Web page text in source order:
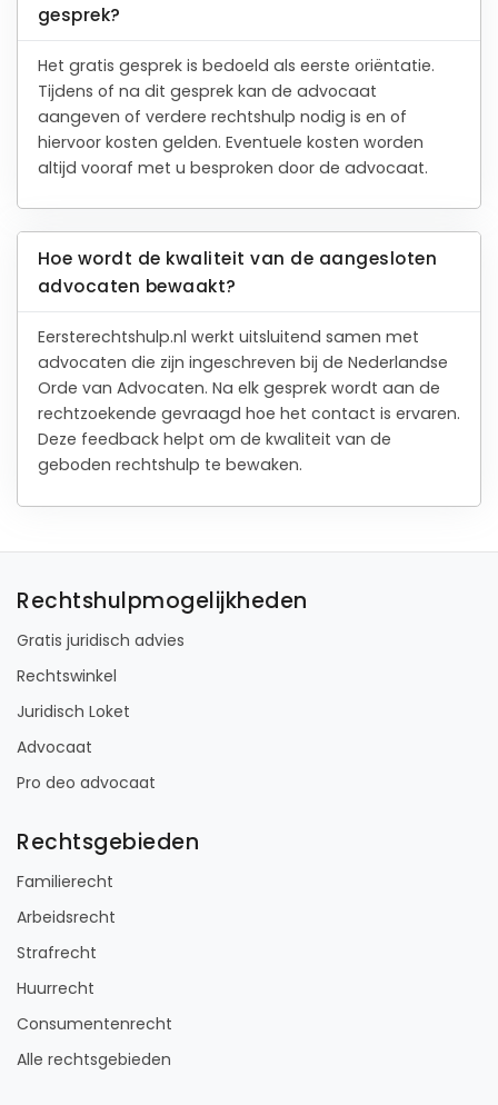
gesprek?
Het gratis gesprek is bedoeld als eerste oriëntatie.
Tijdens of na dit gesprek kan de advocaat
aangeven of verdere rechtshulp nodig is en of
hiervoor kosten gelden. Eventuele kosten worden
altijd vooraf met u besproken door de advocaat.
Hoe wordt de kwaliteit van de aangesloten
advocaten bewaakt?
Eersterechtshulp.nl werkt uitsluitend samen met
advocaten die zijn ingeschreven bij de Nederlandse
Orde van Advocaten. Na elk gesprek wordt aan de
rechtzoekende gevraagd hoe het contact is ervaren.
Deze feedback helpt om de kwaliteit van de
geboden rechtshulp te bewaken.
Rechtshulpmogelijkheden
Gratis juridisch advies
Rechtswinkel
Juridisch Loket
Advocaat
Pro deo advocaat
Rechtsgebieden
Familierecht
Arbeidsrecht
Strafrecht
Huurrecht
Consumentenrecht
Alle rechtsgebieden